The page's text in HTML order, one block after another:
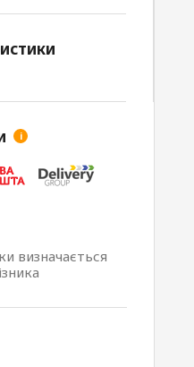
i
визначається